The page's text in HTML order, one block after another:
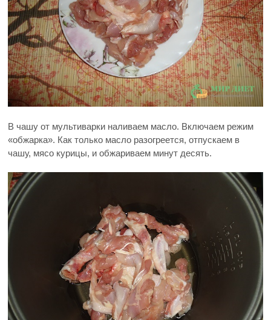
В чашу от мультиварки наливаем масло. Включаем режим
«обжарка». Как только масло разогреется, отпускаем в
чашу, мясо курицы, и обжариваем минут десять.